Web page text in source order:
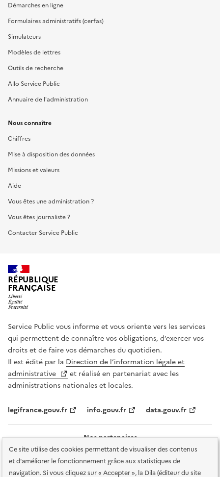
Ce site utilise des cookies permettant de visualiser des contenus
et d'améliorer le fonctionnement grâce aux statistiques de
navigation. Si vous cliquez sur « Accepter », la Dila (éditeur du site
Démarches en ligne
Formulaires administratifs (cerfas)
Simulateurs
Modèles de lettres
Outils de recherche
Allo Service Public
Annuaire de l'administration
Nous connaître
Chiffres
Mise à disposition des données
Missions et valeurs
Aide
Vous êtes une administration ?
Vous êtes journaliste ?
Contacter Service Public
RÉPUBLIQUE
FRANÇAISE
Service Public vous informe et vous oriente vers les services
qui permettent de connaître vos obligations, d’exercer vos
droits et de faire vos démarches du quotidien.
Il est édité par la Direction de l’information légale et
administrative
et réalisé en partenariat avec les
administrations nationales et locales.
legifrance.gouv.fr info.gouv.fr data.gouv.fr
Nos partenaires